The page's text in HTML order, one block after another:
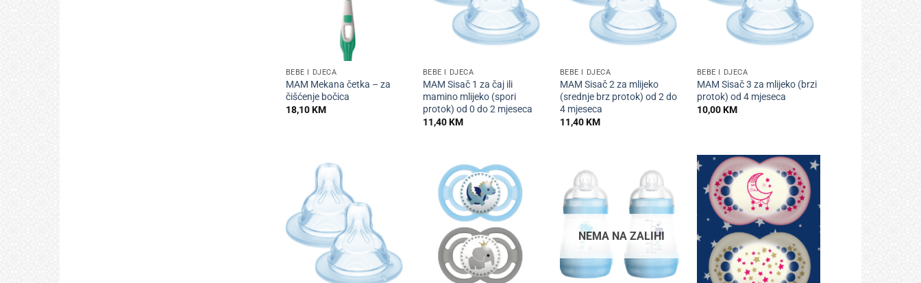
BEBE I DJECA
MAM Mekana četka – za
čišćenje bočica
18,10KM
BEBE I DJECA
MAM Sisač 1 za čaj ili
mamino mlijeko (spori
protok) od 0 do 2 mjeseca
11,40KM
BEBE I DJECA
MAM Sisač 2 za mlijeko
(srednje brz protok) od 2 do
4 mjeseca
11,40KM
BEBE I DJECA
MAM Sisač 3 za mlijeko (brzi
protok) od 4 mjeseca
10,00KM
NEMA NA ZALIHI